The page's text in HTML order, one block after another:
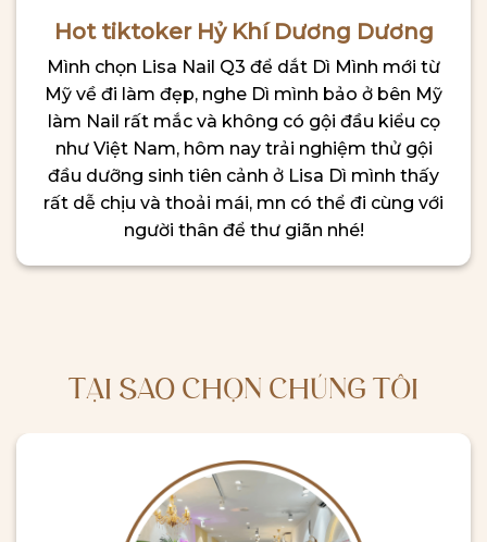
Hot tiktoker Hỷ Khí Dương Dương
Mình chọn Lisa Nail Q3 để dắt Dì Mình mới từ
Mỹ về đi làm đẹp, nghe Dì mình bảo ở bên Mỹ
làm Nail rất mắc và không có gội đầu kiểu cọ
như Việt Nam, hôm nay trải nghiệm thử gội
đầu dưỡng sinh tiên cảnh ở Lisa Dì mình thấy
rất dễ chịu và thoải mái, mn có thể đi cùng với
người thân để thư giãn nhé!
TẠI SAO CHỌN CHÚNG TÔI